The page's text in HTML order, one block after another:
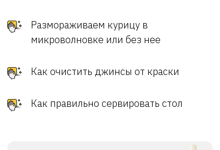
Размораживаем курицу в
микроволновке или без нее
Как очистить джинсы от краски
Как правильно сервировать стол